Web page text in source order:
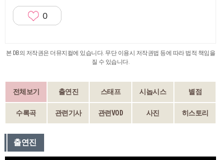
0
본 DB의 저작권은 더뮤지컬에 있습니다. 무단 이용시 저작권법 등에 따라 법적 책임을
질 수 있습니다.
전체보기 출연진 스태프 시놉시스 별점
수록곡 관련기사 관련VOD 사진 히스토리
출연진